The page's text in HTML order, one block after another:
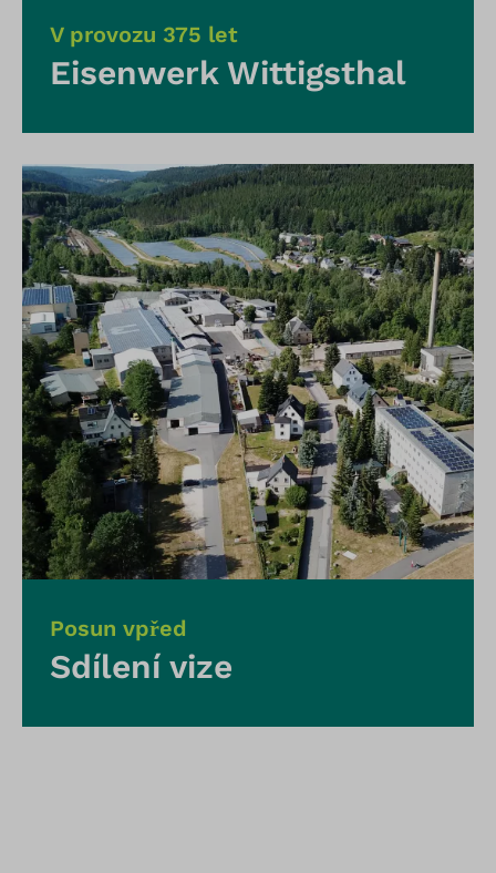
V provozu 375 let
Eisenwerk Wittigsthal
Posun vpřed
Sdílení vize